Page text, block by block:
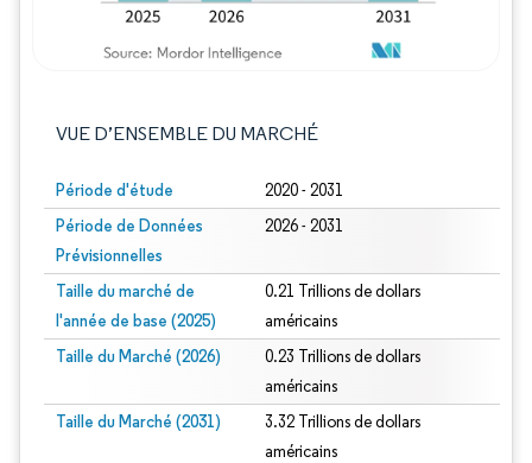
VUE D’ENSEMBLE DU MARCHÉ
Période d'étude 2020 - 2031
Période de Données
Prévisionnelles
2026 - 2031
Taille du marché de
l'année de base (2025)
0.21 Trillions de dollars
américains
Taille du Marché (2026)
0.23 Trillions de dollars
américains
Taille du Marché (2031)
3.32 Trillions de dollars
américains